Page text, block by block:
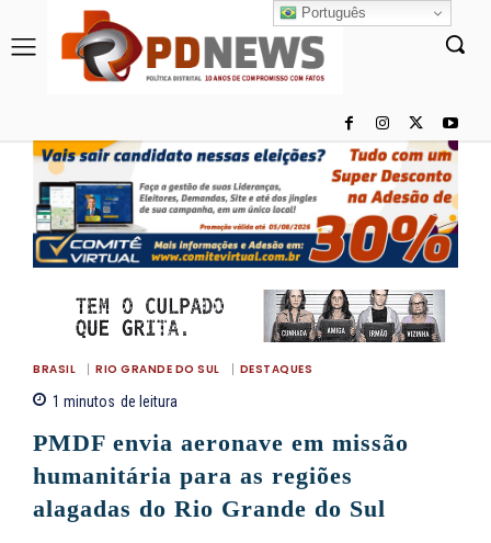
BRASIL RIO GRANDE DO SUL DESTAQUES
1 minutos de leitura
PMDF envia aeronave em missão
humanitária para as regiões
alagadas do Rio Grande do Sul
Português